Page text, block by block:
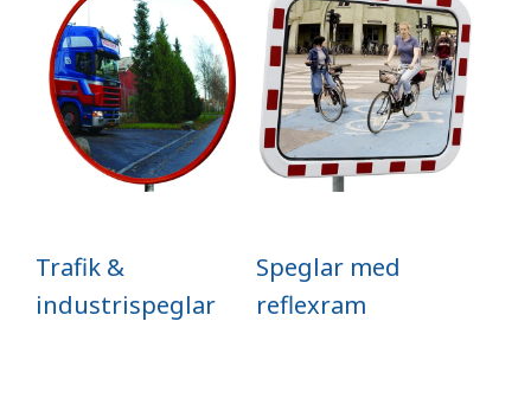
Trafik &
industrispeglar
Speglar med
reflexram